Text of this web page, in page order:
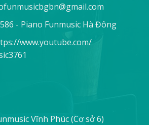
- Piano Funmusic Hà Đông
www.youtube.com/
Vĩnh Phúc (Cơ sở 6)